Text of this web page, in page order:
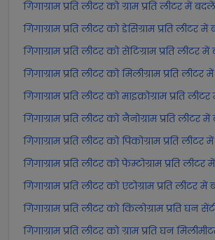
गिगाग्राम प्रति लीटर को ग्राम प्रति लीटर में बदलें
गिगाग्राम प्रति लीटर को डेसिग्राम प्रति लीटर
गिगाग्राम प्रति लीटर को सेंटिग्राम प्रति लीटर
गिगाग्राम प्रति लीटर को मिलीग्राम प्रति लीटर
गिगाग्राम प्रति लीटर को माइक्रोग्राम प्रति
गिगाग्राम प्रति लीटर को नैनोग्राम प्रति लीटर
गिगाग्राम प्रति लीटर को पिकोग्राम प्रति लीटर
गिगाग्राम प्रति लीटर को फेम्टोग्राम प्रति
गिगाग्राम प्रति लीटर को एटोग्राम प्रति लीटर
गिगाग्राम प्रति लीटर को किलोग्राम प्रति घन
गिगाग्राम प्रति लीटर को ग्राम प्रति घन